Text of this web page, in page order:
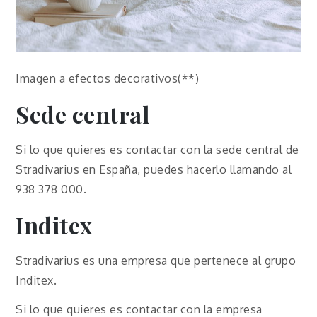
Imagen a efectos decorativos(**)
Sede central
Si lo que quieres es contactar con la sede central de
Stradivarius en España, puedes hacerlo llamando al
938 378 000.
Inditex
Stradivarius es una empresa que pertenece al grupo
Inditex.
Si lo que quieres es contactar con la empresa